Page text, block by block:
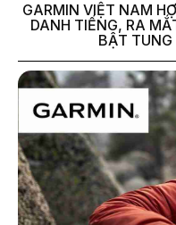
GARMIN VIỆT NAM
DANH TIẾNG, RA
BẬT TUNG